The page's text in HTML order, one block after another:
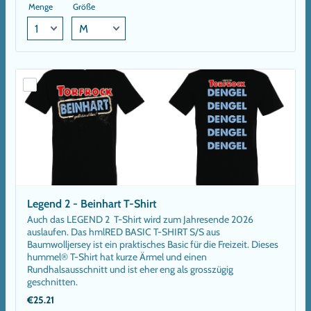
Menge Größe
Legend 2 - Beinhart T-Shirt
Auch das LEGEND 2 T-Shirt wird zum Jahresende 2026
auslaufen. Das hmlRED BASIC T-SHIRT S/S aus
Baumwolljersey ist ein praktisches Basic für die Freizeit. Dieses
hummel® T-Shirt hat kurze Ärmel und einen
Rundhalsausschnitt und ist eher eng als grosszügig
geschnitten.
€25.21
€25.21